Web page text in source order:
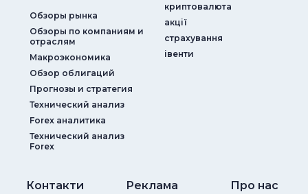
Обзоры рынка
Обзоры по компаниям и
отраслям
Макроэкономика
Обзор облигаций
Прогнозы и стратегия
Технический анализ
Forex аналитика
Технический анализ
Forex
криптовалюта
акції
страхування
iвенти
Контакти Реклама Про нас